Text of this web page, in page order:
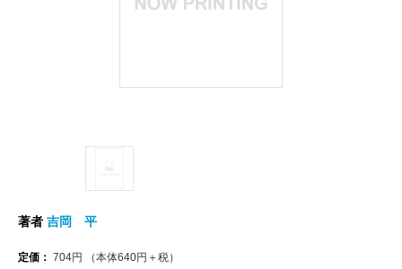
著者 吉岡 平
定価： 704円 （本体640円＋税）